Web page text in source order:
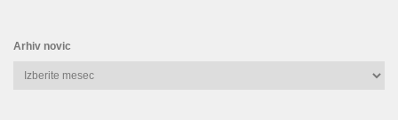
Arhiv novic
Arhiv